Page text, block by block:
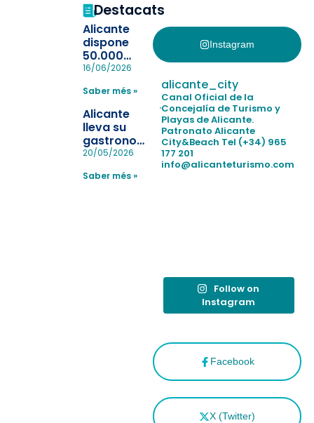
Destacats
Alicante
dispone
50.000
pulseras
la
pérdida de niños
en las
playas y
realiza con
éxito un
simulacro de socorrismo
16/06/2026
Saber més »
Alicante
lleva su
gastronomía
a Madrid
reforzar el
20/05/2026
Saber més »
Instagram
Facebook
X (Twitter)
alicante_city
Canal Oficial de la
Concejalía de Turismo y
Playas de Alicante.
Patronato Alicante
City&Beach Tel (+34) 965
177 201
info@alicanteturismo.com
Follow on
Instagram